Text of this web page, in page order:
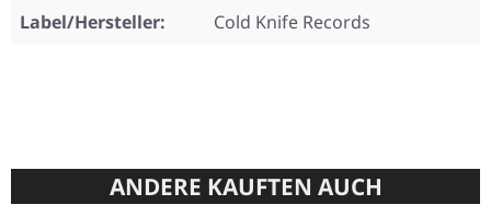
Label/Hersteller:
Cold Knife Records
ANDERE KAUFTEN AUCH